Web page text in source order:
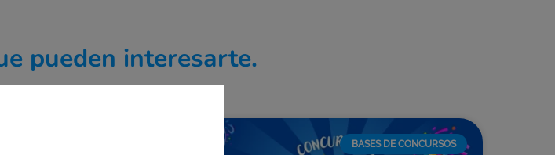
pueden interesarte.
BASES DE CONCURSOS